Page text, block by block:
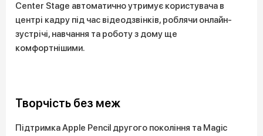
Center Stage автоматично утримує користувача в
центрі кадру під час відеодзвінків, роблячи онлайн-
зустрічі, навчання та роботу з дому ще
комфортнішими.
Творчість без меж
Підтримка Apple Pencil другого покоління та Magic